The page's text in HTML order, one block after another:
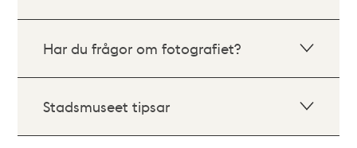
Har du frågor om fotografiet?
Stadsmuseet tipsar